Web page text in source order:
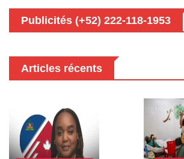
Publicités (+52) 222-118-1953
Articles récents